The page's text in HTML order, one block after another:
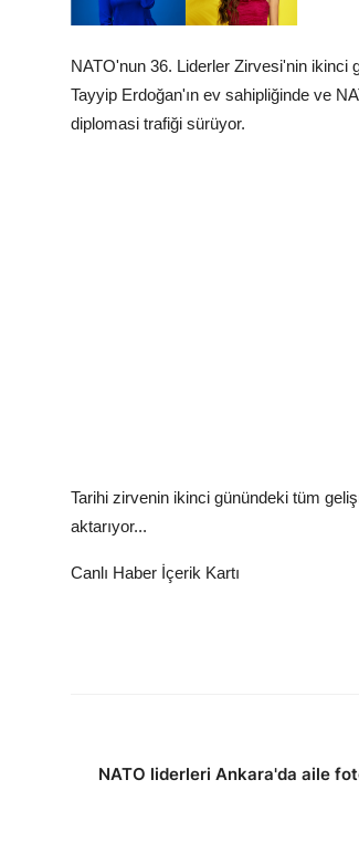
NATO'nun 36. Liderler Zirvesi'nin ikinci
Tayyip Erdoğan'ın ev sahipliğinde ve
diplomasi trafiği sürüyor.
Tarihi zirvenin ikinci günündeki tüm
aktarıyor...
Canlı Haber İçerik Kartı
NATO liderleri Ankara'da aile